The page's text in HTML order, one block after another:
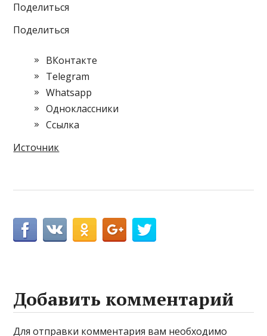
Поделиться
Поделиться
ВКонтакте
Telegram
Whatsapp
Одноклассники
Cсылка
Источник
Добавить комментарий
Для отправки комментария вам необходимо